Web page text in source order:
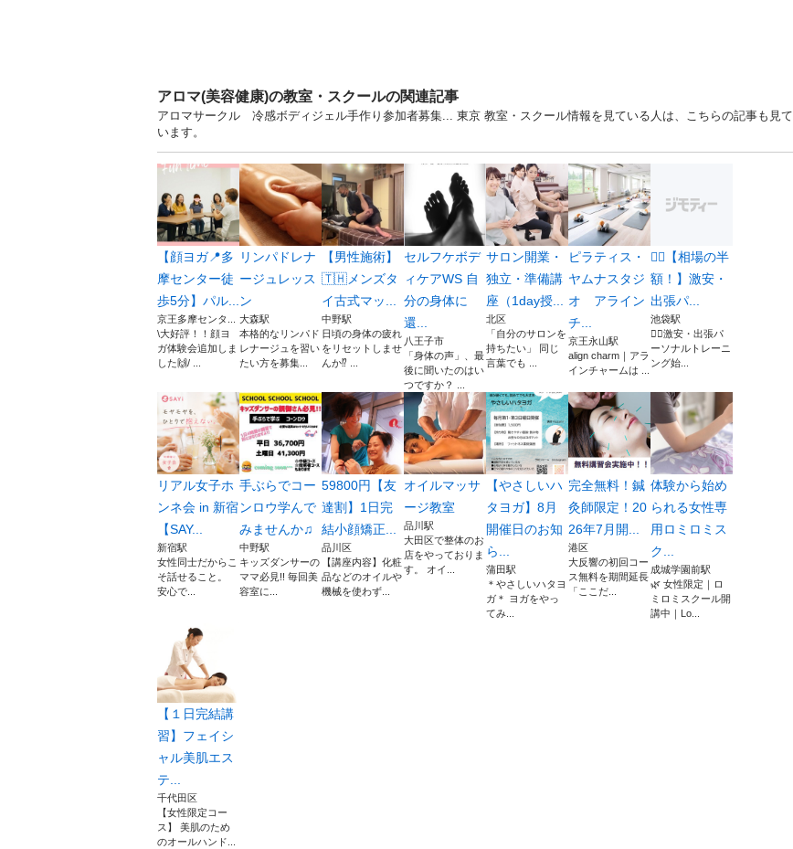
アロマ(美容健康)の教室・スクールの関連記事
アロマサークル 冷感ボディジェル手作り参加者募集... 東京 教室・スクール情報を見ている人は、こちらの記事も見て
います。
【顔ヨガ📍多
摩センター徒
歩5分】パル...
京王多摩センタ...
\大好評！！顔ヨ
ガ体験会追加しま
した🙌/ ...
リンパドレナ
ージュレッス
ン
大森駅
本格的なリンパド
レナージュを習い
たい方を募集...
【男性施術】
🇹🇭メンズタ
イ古式マッ...
中野駅
日頃の身体の疲れ
をリセットしませ
んか⁉️ ...
セルフケボデ
ィケアWS 自
分の身体に
還...
八王子市
「身体の声」、最
後に聞いたのはい
つですか？ ...
サロン開業・
独立・準備講
座（1day授...
北区
「自分のサロンを
持ちたい」 同じ
言葉でも ...
ピラティス・
ヤムナスタジ
オ アライン
チ...
京王永山駅
align charm｜アラ
インチャームは ...
🚶‍♂️【相場の半
額！】激安・
出張パ...
池袋駅
🚶‍♂️激安・出張パ
ーソナルトレーニ
ング始...
リアル女子ホ
ンネ会 in 新宿
【SAY...
新宿駅
女性同士だからこ
そ話せること。
安心で...
手ぶらでコー
ンロウ学んで
みませんか♫
中野駅
キッズダンサーの
ママ必見!! 毎回美
容室に...
59800円【友
達割】1日完
結小顔矯正...
品川区
【講座内容】化粧
品などのオイルや
機械を使わず...
オイルマッサ
ージ教室
品川駅
大田区で整体のお
店をやっておりま
す。 オイ...
【やさしいハ
タヨガ】8月
開催日のお知
ら...
蒲田駅
＊やさしいハタヨ
ガ＊ ヨガをやっ
てみ...
完全無料！鍼
灸師限定！20
26年7月開...
港区
大反響の初回コー
ス無料を期間延長
「ここだ...
体験から始め
られる女性専
用ロミロミス
ク...
成城学園前駅
🌿 女性限定｜ロ
ミロミスクール開
講中｜Lo...
【１日完結講
習】フェイシ
ャル美肌エス
テ...
千代田区
【女性限定コー
ス】 美肌のため
のオールハンド...